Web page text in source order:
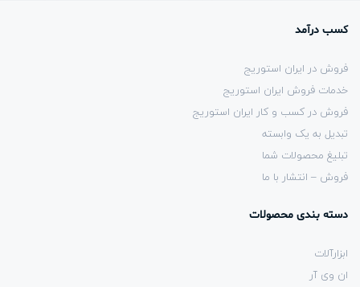
کسب درآمد
فروش در ایران استوریج
خدمات فروش ایران استوریج
فروش در کسب و کار ایران استوریج
تبدیل به یک وابسته
تبلیغ محصولات شما
فروش – انتشار با ما
دسته بندی محصولات
ابزارآلات
ان وی آر